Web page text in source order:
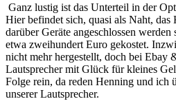
Ganz lustig ist das Unterteil in der
Hier befindet sich, quasi als Naht,
darüber Geräte angeschlossen
etwa zweihundert Euro gekostet.
nicht mehr hergestellt, doch bei Ebay
Lautsprecher mit Glück für kleines
Folge rein, da reden Henning und ich
unserer Lautsprecher.